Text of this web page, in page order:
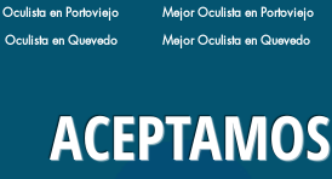
Oculista en Portoviejo
Oculista en Quevedo
Mejor Oculista en Portoviejo
Mejor Oculista en Quevedo
ACEPTAMOS